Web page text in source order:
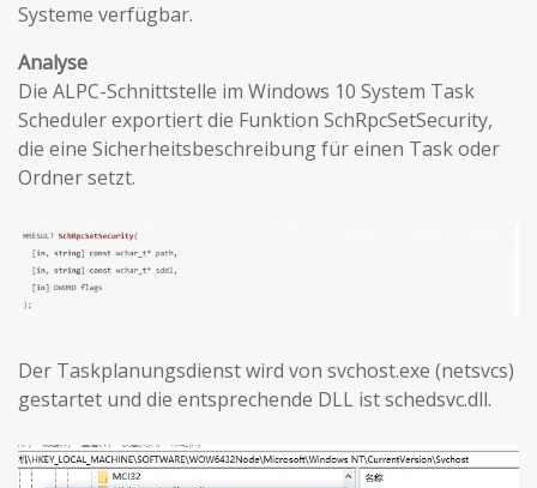
Systeme verfügbar.
Analyse
Die ALPC-Schnittstelle im Windows 10 System Task
Scheduler exportiert die Funktion SchRpcSetSecurity,
die eine Sicherheitsbeschreibung für einen Task oder
Ordner setzt.
Der Taskplanungsdienst wird von svchost.exe (netsvcs)
gestartet und die entsprechende DLL ist schedsvc.dll.